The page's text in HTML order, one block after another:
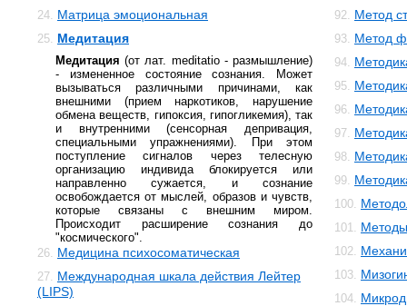
24. Матрица эмоциональная
25. Медитация
Медитация (от лат. meditatiо - размышление)
- измененное состояние сознания. Может
вызываться различными причинами, как
внешними (прием наркотиков, нарушение
обмена веществ, гипоксия, гипогликемия), так
и внутренними (сенсорная депривация,
специальными упражнениями). При этом
поступление сигналов через телесную
организацию индивида блокируется или
направленно сужается, и сознание
освобождается от мыслей, образов и чувств,
которые связаны с внешним миром.
Происходит расширение сознания до
"космического".
26. Медицина психосоматическая
27. Международная шкала действия Лейтер
(LIPS)
92. Метод
93. Метод
94.
95.
96.
97.
98.
99.
100.
101. Методы
102.
103.
104.